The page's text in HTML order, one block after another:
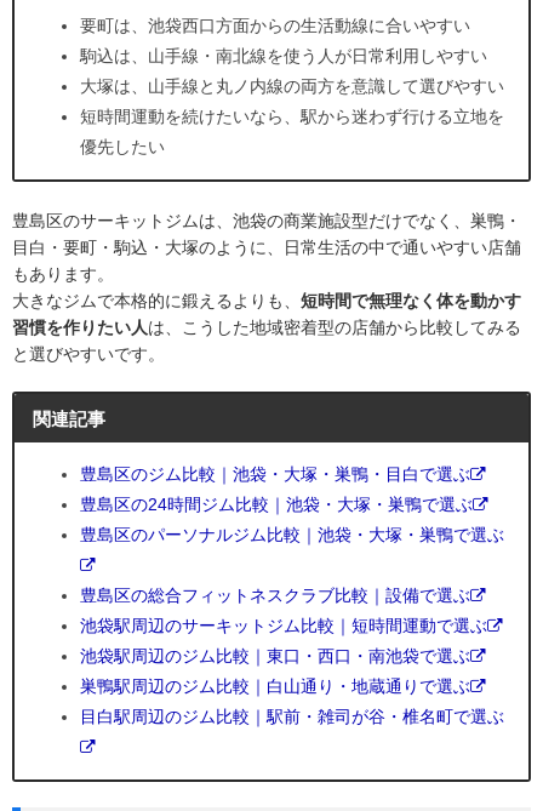
要町は、池袋西口方面からの生活動線に合いやすい
駒込は、山手線・南北線を使う人が日常利用しやすい
大塚は、山手線と丸ノ内線の両方を意識して選びやすい
短時間運動を続けたいなら、駅から迷わず行ける立地を
優先したい
豊島区のサーキットジムは、池袋の商業施設型だけでなく、巣鴨・
目白・要町・駒込・大塚のように、日常生活の中で通いやすい店舗
もあります。
大きなジムで本格的に鍛えるよりも、 短時間で無理なく体を動かす
習慣を作りたい人は、こうした地域密着型の店舗から比較してみる
と選びやすいです。
関連記事
豊島区のジム比較｜池袋・大塚・巣鴨・目白で選ぶ
豊島区の24時間ジム比較｜池袋・大塚・巣鴨で選ぶ
豊島区のパーソナルジム比較｜池袋・大塚・巣鴨で選ぶ
豊島区の総合フィットネスクラブ比較｜設備で選ぶ
池袋駅周辺のサーキットジム比較｜短時間運動で選ぶ
池袋駅周辺のジム比較｜東口・西口・南池袋で選ぶ
巣鴨駅周辺のジム比較｜白山通り・地蔵通りで選ぶ
目白駅周辺のジム比較｜駅前・雑司が谷・椎名町で選ぶ